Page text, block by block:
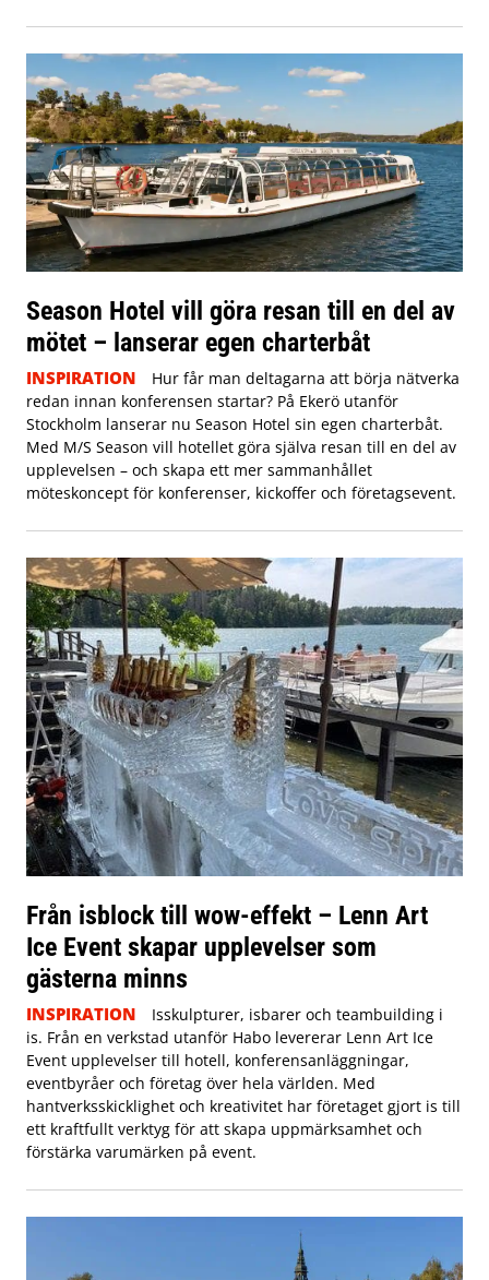
Season Hotel vill göra resan till en del av
mötet – lanserar egen charterbåt
INSPIRATION
Hur får man deltagarna att börja nätverka
redan innan konferensen startar? På Ekerö utanför
Stockholm lanserar nu Season Hotel sin egen charterbåt.
Med M/S Season vill hotellet göra själva resan till en del av
upplevelsen – och skapa ett mer sammanhållet
möteskoncept för konferenser, kickoffer och företagsevent.
Från isblock till wow-effekt – Lenn Art
Ice Event skapar upplevelser som
gästerna minns
INSPIRATION
Isskulpturer, isbarer och teambuilding i
is. Från en verkstad utanför Habo levererar Lenn Art Ice
Event upplevelser till hotell, konferensanläggningar,
eventbyråer och företag över hela världen. Med
hantverksskicklighet och kreativitet har företaget gjort is till
ett kraftfullt verktyg för att skapa uppmärksamhet och
förstärka varumärken på event.